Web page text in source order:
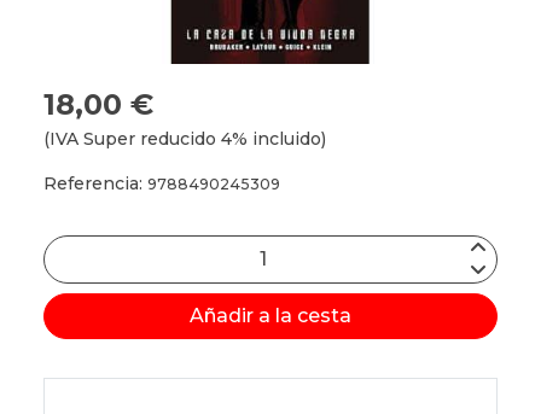
18,00 €
(IVA Super reducido 4% incluido)
Referencia: 9788490245309
Añadir a la cesta